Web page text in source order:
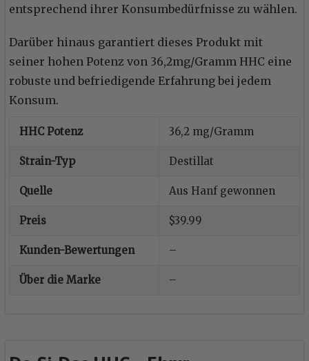
entsprechend ihrer Konsumbedürfnisse zu wählen.
Darüber hinaus garantiert dieses Produkt mit
seiner hohen Potenz von 36,2mg/Gramm HHC eine
robuste und befriedigende Erfahrung bei jedem
Konsum.
HHC Potenz 36,2 mg/Gramm
Strain-Typ Destillat
Quelle Aus Hanf gewonnen
Preis $39.99
Kunden-Bewertungen –
Über die Marke –